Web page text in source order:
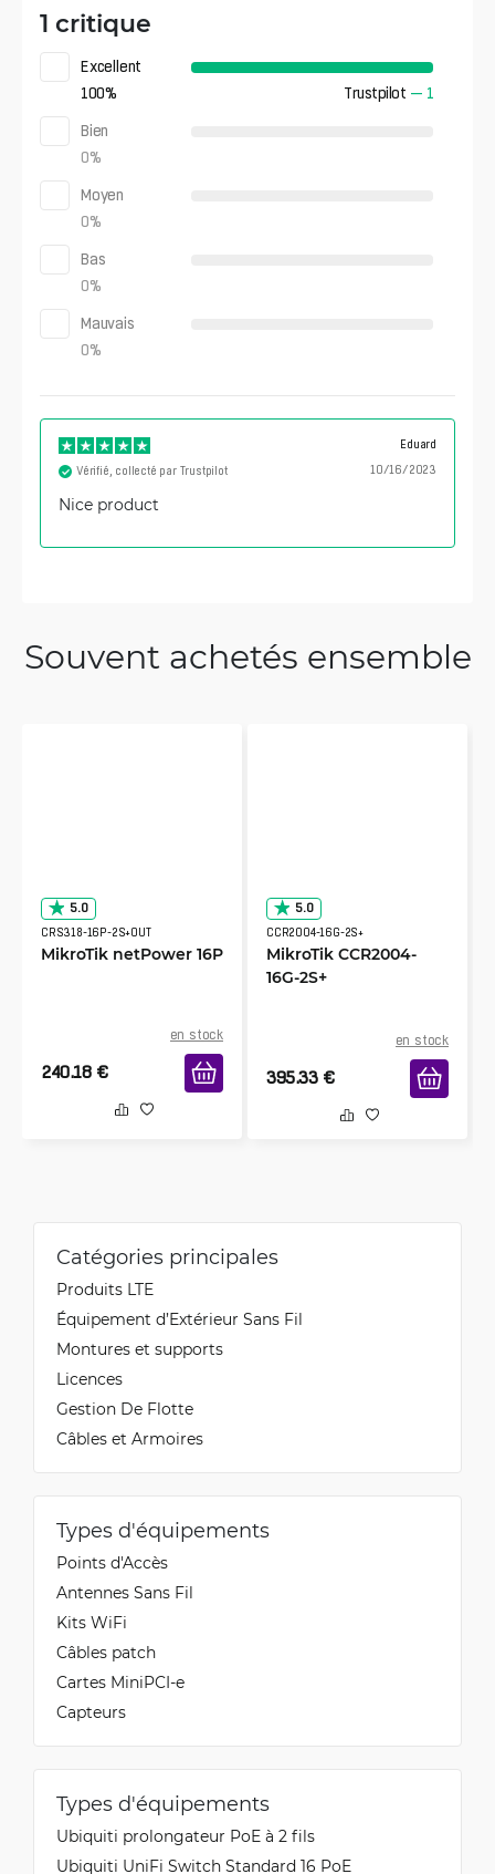
1 critique
Excellent
100% Trustpilot — 1
Bien
0%
Moyen
0%
Bas
0%
Mauvais
0%
Eduard
10/16/2023
Vérifié, collecté par Trustpilot
Nice product
Souvent achetés ensemble
5.0
CRS318-16P-2S+OUT
MikroTik netPower 16P
en stock
240.18 €
5.0
CCR2004-16G-2S+
MikroTik CCR2004-
16G-2S+
en stock
395.33 €
Catégories principales
Produits LTE
Équipement d’Extérieur Sans Fil
Montures et supports
Licences
Gestion De Flotte
Câbles et Armoires
Types d'équipements
Points d'Accès
Antennes Sans Fil
Kits WiFi
Câbles patch
Cartes MiniPCI-e
Capteurs
Types d'équipements
Ubiquiti prolongateur PoE à 2 fils
Ubiquiti UniFi Switch Standard 16 PoE